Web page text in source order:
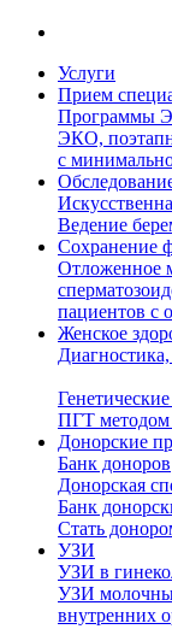
Услуги
Прием
Программы
ЭКО,
с
Ведение
Сохранение
Отложенное
пациентов с
Женское
ПГТ методом
Донорские
Банк доноров
Донорская
Банк
Стать
УЗИ
УЗИ в
УЗИ
внутренних